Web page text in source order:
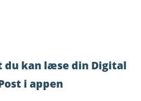
du kan læse din Digital
i appen